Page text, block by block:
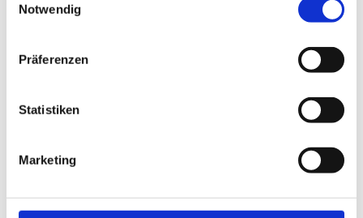
Notwendig
Präferenzen
Statistiken
Marketing
Hast Du keine Lust und Zeit, auf Jobbörsen jede
Stellenanzeige zu durchsuchen? Teste die "Jobsuche
Dir Jobs vorschlagen, die zu Dir passen.